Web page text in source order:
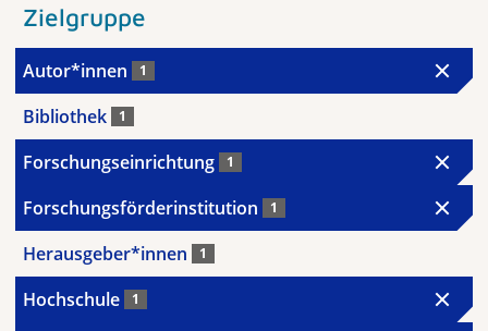
Zielgruppe
Autor*innen 1
Bibliothek 1
Forschungseinrichtung 1
Forschungsförderinstitution 1
Herausgeber*innen 1
Hochschule 1